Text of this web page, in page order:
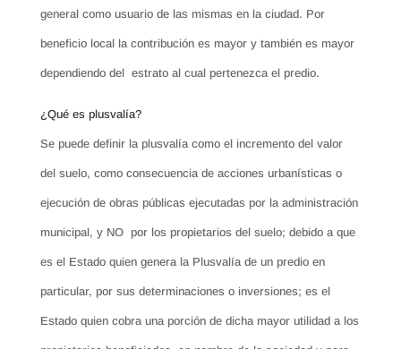
general como usuario de las mismas en la ciudad. Por
beneficio local la contribución es mayor y también es mayor
dependiendo del estrato al cual pertenezca el predio.
¿Qué es plusvalía?
Se puede definir la plusvalía como el incremento del valor
del suelo, como consecuencia de acciones urbanísticas o
ejecución de obras públicas ejecutadas por la administración
municipal, y NO por los propietarios del suelo; debido a que
es el Estado quien genera la Plusvalía de un predio en
particular, por sus determinaciones o inversiones; es el
Estado quien cobra una porción de dicha mayor utilidad a los